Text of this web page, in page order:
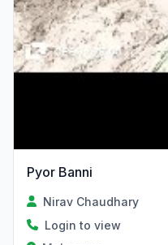
Pyor Banni
Nirav Chaudhary
Login to view